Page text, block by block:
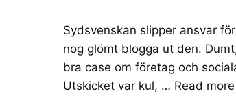
Sydsvenskan slipper ansvar
nog glömt blogga ut den.
bra case om företag och
Utskicket var kul, … Read more